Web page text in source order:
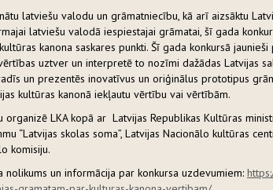
latviešu valodu un grāmatniecību, kā arī aizsāktu
latviešu valodā iespiestajai grāmatai, šī gada
kanona saskares punkti. Šī gada konkursā
uztver un interpretē to nozīmi dažādas Latvijas
un prezentēs inovatīvus un oriģinālus prototipus
kultūras kanonā iekļautu vērtību vai vērtībām.
organizē LKA kopā ar Latvijas Republikas Kultūras
“Latvijas skolas soma”, Latvijas Nacionālo kultūras
komisiju.
nolikums un informācija par konkursa uzdevumiem: